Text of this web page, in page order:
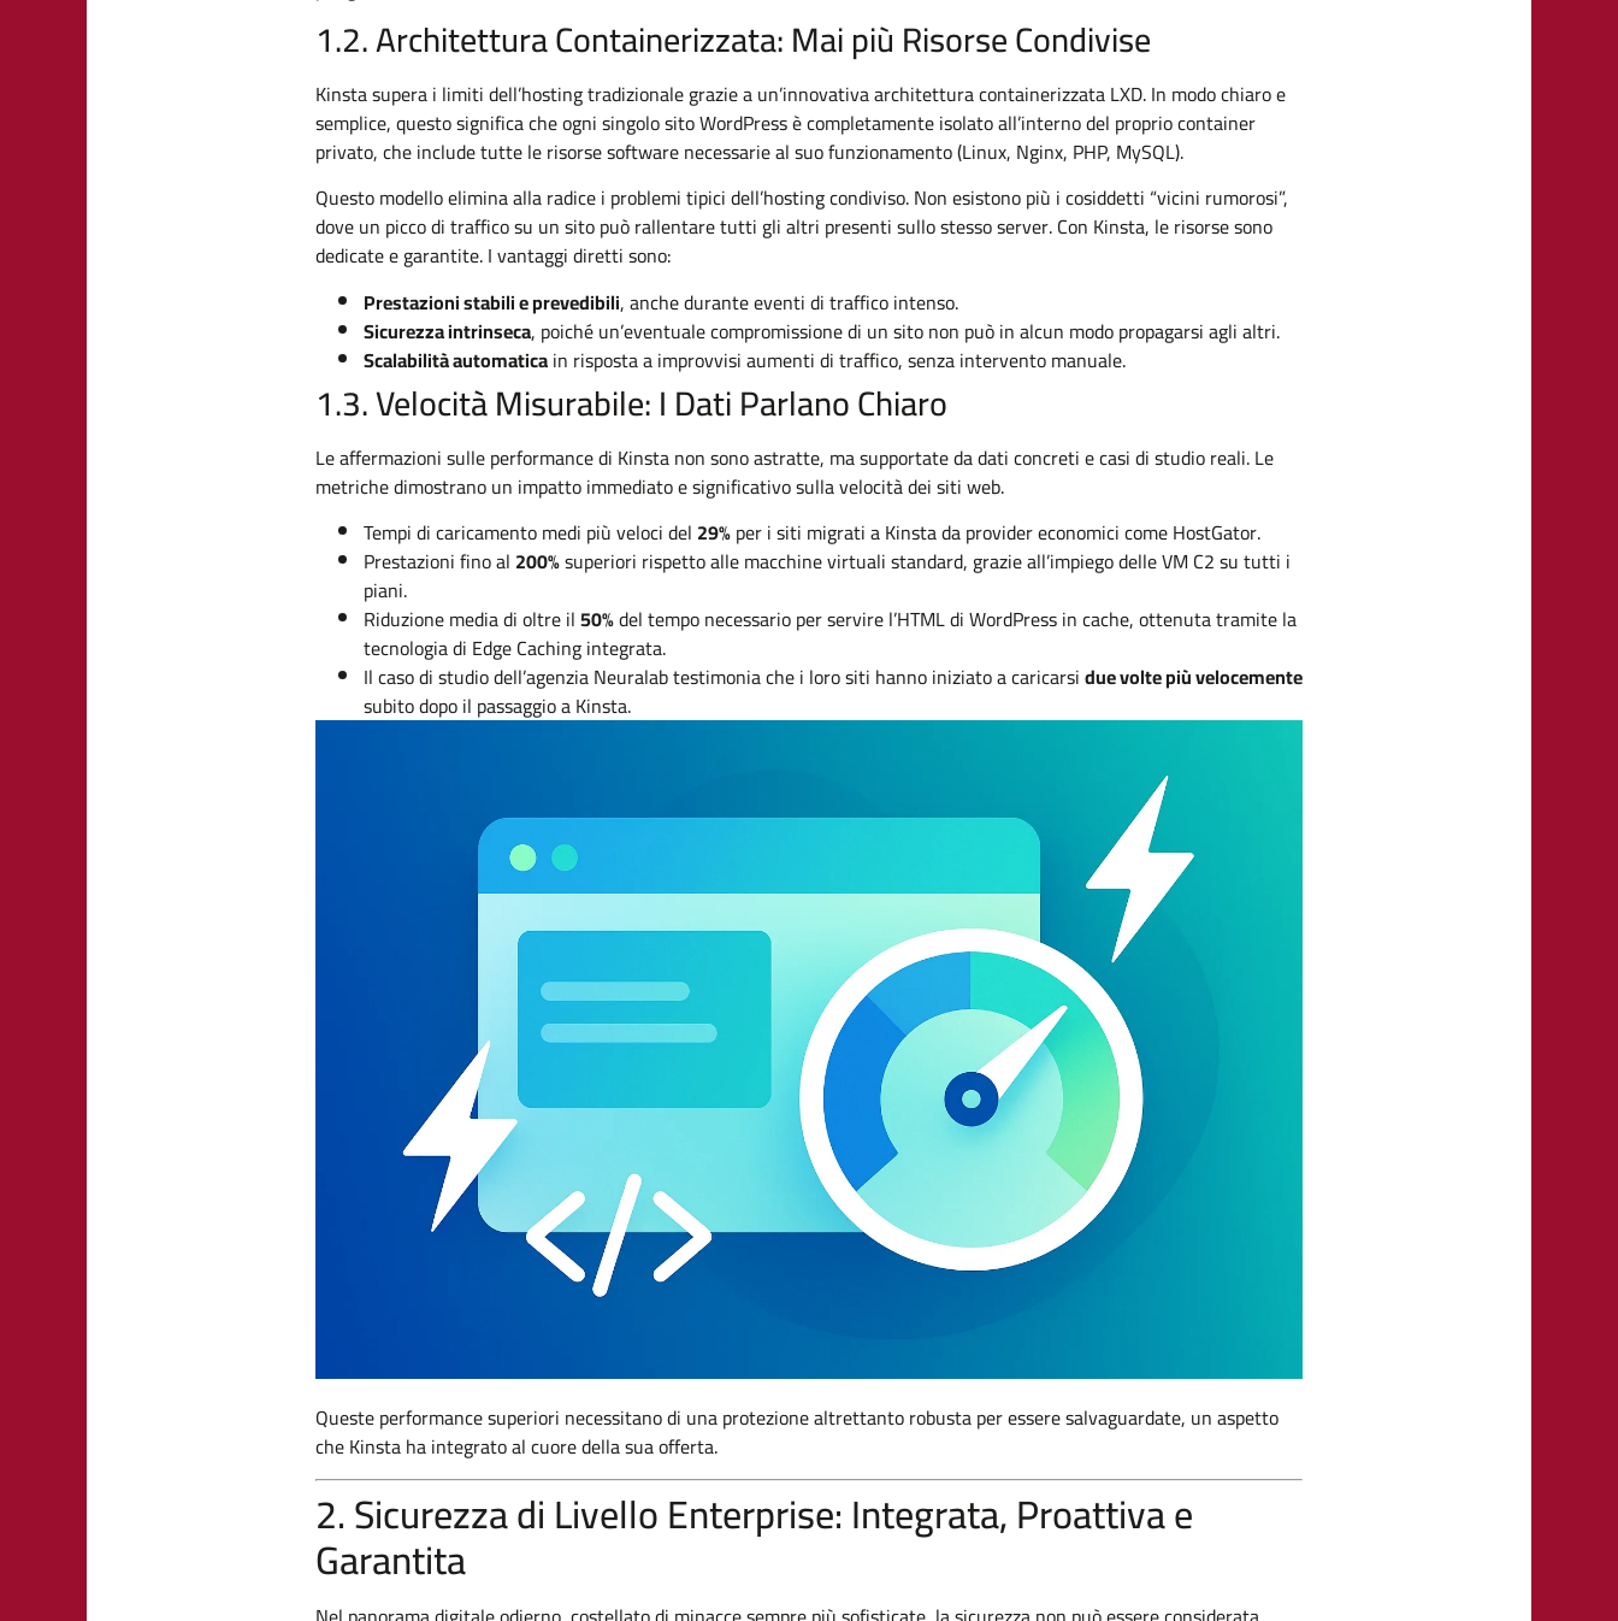
1.2. Architettura Containerizzata: Mai più Risorse Condivise
Kinsta supera i limiti dell’hosting tradizionale grazie a un’innovativa architettura containerizzata LXD. In modo chiaro e
semplice, questo significa che ogni singolo sito WordPress è completamente isolato all’interno del proprio container
privato, che include tutte le risorse software necessarie al suo funzionamento (Linux, Nginx, PHP, MySQL).
Questo modello elimina alla radice i problemi tipici dell’hosting condiviso. Non esistono più i cosiddetti “vicini rumorosi”,
dove un picco di traffico su un sito può rallentare tutti gli altri presenti sullo stesso server. Con Kinsta, le risorse sono
dedicate e garantite. I vantaggi diretti sono:
Prestazioni stabili e prevedibili, anche durante eventi di traffico intenso.
Sicurezza intrinseca, poiché un’eventuale compromissione di un sito non può in alcun modo propagarsi agli altri.
Scalabilità automaticain risposta a improvvisi aumenti di traffico, senza intervento manuale.
1.3. Velocità Misurabile: I Dati Parlano Chiaro
Le affermazioni sulle performance di Kinsta non sono astratte, ma supportate da dati concreti e casi di studio reali. Le
metriche dimostrano un impatto immediato e significativo sulla velocità dei siti web.
Tempi di caricamento medi più veloci del 29%per i siti migrati a Kinsta da provider economici come HostGator.
Prestazioni fino al 200%superiori rispetto alle macchine virtuali standard, grazie all’impiego delle VM C2 su tutti i
piani.
Riduzione media di oltre il50%del tempo necessario per servire l’HTML di WordPress in cache, ottenuta tramite la
tecnologia di Edge Caching integrata.
Il caso di studio dell’agenzia Neuralab testimonia che i loro siti hanno iniziato a caricarsidue volte più velocemente
subito dopo il passaggio a Kinsta.
Queste performance superiori necessitano di una protezione altrettanto robusta per essere salvaguardate, un aspetto
che Kinsta ha integrato al cuore della sua offerta.
2. Sicurezza di Livello Enterprise: Integrata, Proattiva e
Garantita